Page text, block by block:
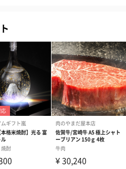
ザーブドフラワー
ケ（ブルー）
2,580円）
ク）（1,500円
お届けします。
のシーンにおすすめです。